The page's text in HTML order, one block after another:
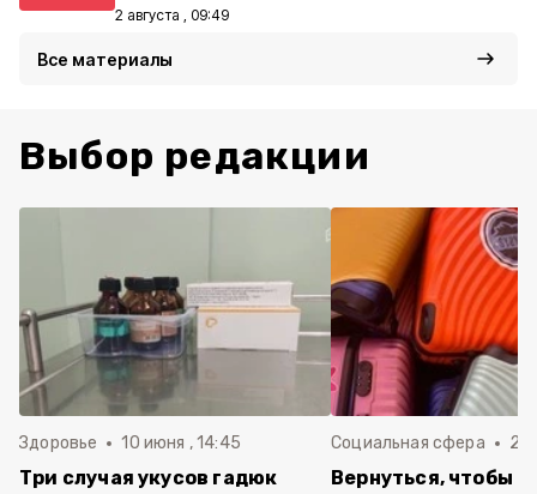
2 августа , 09:49
Все материалы
Выбор редакции
Здоровье 10 июня , 14:45
Три случая укусов гадюк
Социальная сфера 20
Вернуться, чтобы